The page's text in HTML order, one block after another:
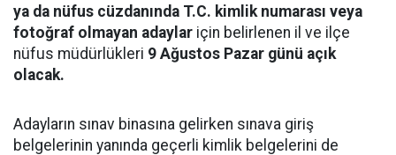
ya da nüfus cüzdanında T.C. kimlik numarası veya
fotoğraf olmayan adaylar için belirlenen il ve ilçe
nüfus müdürlükleri 9 Ağustos Pazar günü açık
olacak.
Adayların sınav binasına gelirken sınava giriş
belgelerinin yanında geçerli kimlik belgelerini de